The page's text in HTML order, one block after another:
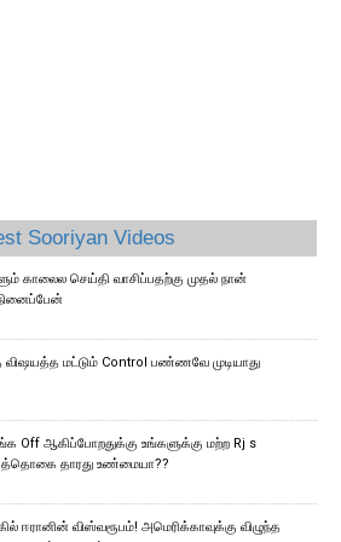
Sooriyan Videos
காலைல செய்தி வாசிப்பதற்கு முதல் நான்
மட்டும் Control பண்ணவே முடியாது
Off ஆகிப்போறதுக்கு உங்களுக்கு மற்ற Rj s
தாரது உண்மையா??
ஈரானின் விஸ்வரூபம்! அமெரிக்காவுக்கு விழுந்த